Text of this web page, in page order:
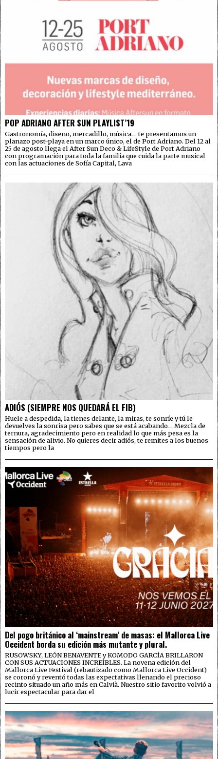
POP ADRIANO AFTER SUN PLAYLIST’19
Gastronomía, diseño, mercadillo, música… te presentamos un
planazo post-playa en un marco único, el de Port Adriano. Del 12 al
25 de agosto llega el After Sun Deco & LifeStyle de Port Adriano
con programación para toda la familia que cuida la parte musical
con las actuaciones de Sofía Capital, Lava
ADIÓS (SIEMPRE NOS QUEDARÁ EL FIB)
Huele a despedida, la tienes delante, la miras, te sonríe y tú le
devuelves la sonrisa pero sabes que se está acabando… Mezcla de
ternura, agradecimiento pero en realidad lo que más pesa es la
sensación de alivio. No quieres decir adiós, te remites a los buenos
tiempos pero la
Del pogo británico al ‘mainstream’ de masas: el Mallorca Live
Occident borda su edición más mutante y plural.
RUSOWSKY, LEÓN BENAVENTE y KOMODO GARCÍA BRILLARON
CON SUS ACTUACIONES INCREÍBLES. La novena edición del
Mallorca Live Festival (rebautizado como Mallorca Live Occident)
se coronó y reventó todas las expectativas llenando el precioso
recinto situado un año más en Calvià. Nuestro sitio favorito volvió a
lucir espectacular para dar el